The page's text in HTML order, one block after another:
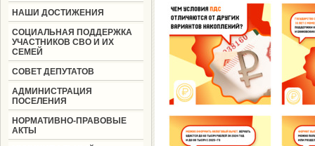
НАШИ ДОСТИЖЕНИЯ
СОЦИАЛЬНАЯ ПОДДЕРЖКА
УЧАСТНИКОВ СВО И ИХ
СЕМЕЙ
СОВЕТ ДЕПУТАТОВ
АДМИНИСТРАЦИЯ
ПОСЕЛЕНИЯ
НОРМАТИВНО-ПРАВОВЫЕ
АКТЫ